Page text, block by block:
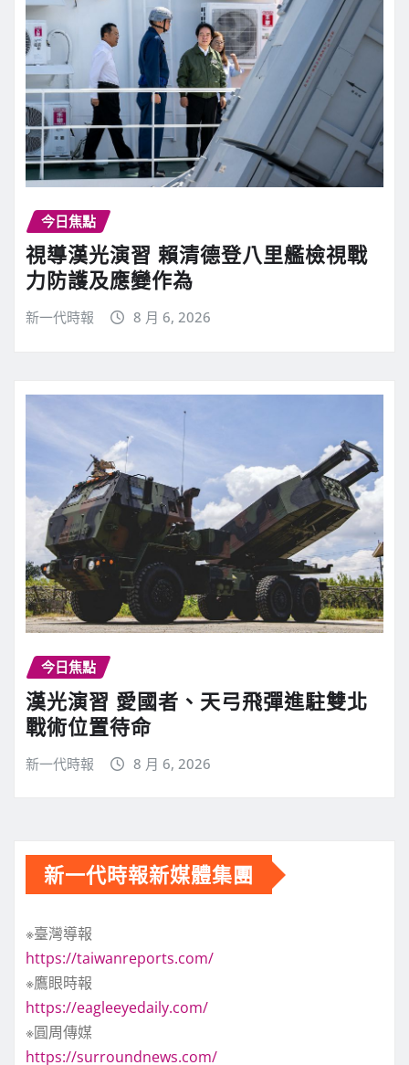
今日焦點
視導漢光演習 賴清德登八里艦檢視戰
力防護及應變作為
新一代時報 8 月 6, 2026
今日焦點
漢光演習 愛國者、天弓飛彈進駐雙北
戰術位置待命
新一代時報 8 月 6, 2026
新一代時報新媒體集團
※臺灣導報
https://taiwanreports.com/
※鷹眼時報
https://eagleeyedaily.com/
※圓周傳媒
https://surroundnews.com/